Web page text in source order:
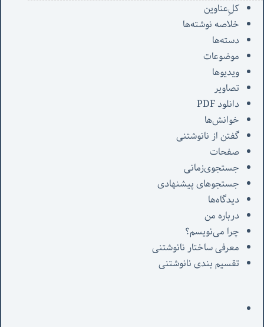
کل‌ِعناوین
خلاصه نوشته‌ها
دسته‌ها
موضوعات
ویدیوها
تصاویر
دانلود PDF
خوانش‌ها
گفتن از نانوشتنی
صفحات
جستجوی‌زمانی
جستجوهای پیشنهادی
دیدگاه‌ها
درباره من
چرا می‌نویسم؟
معرفی‌ ساختار نانوشتنی
تقسیم بندی نانوشتنی